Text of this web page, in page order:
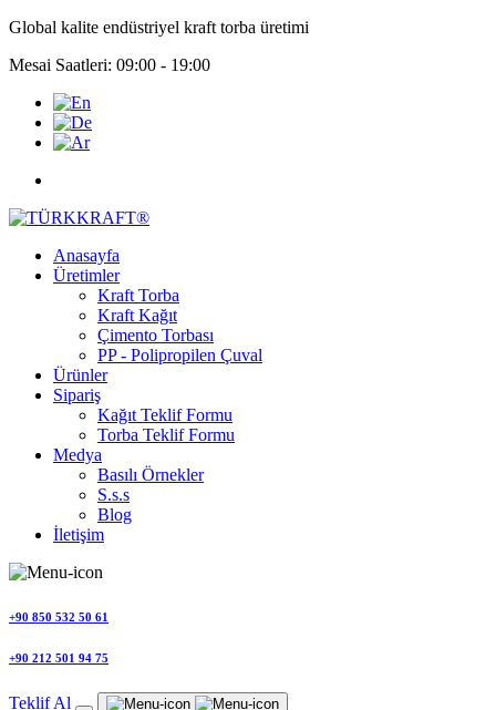
Global kalite endüstriyel kraft torba üretimi
Mesai Saatleri: 09:00 - 19:00
Anasayfa
Üretimler
Kraft Torba
Kraft Kağıt
Çimento Torbası
PP - Polipropilen Çuval
Ürünler
Sipariş
Kağıt Teklif Formu
Torba Teklif Formu
Medya
Basılı Örnekler
S.s.s
Blog
İletişim
+90 850 532 50 61
+90 212 501 94 75
Teklif Al